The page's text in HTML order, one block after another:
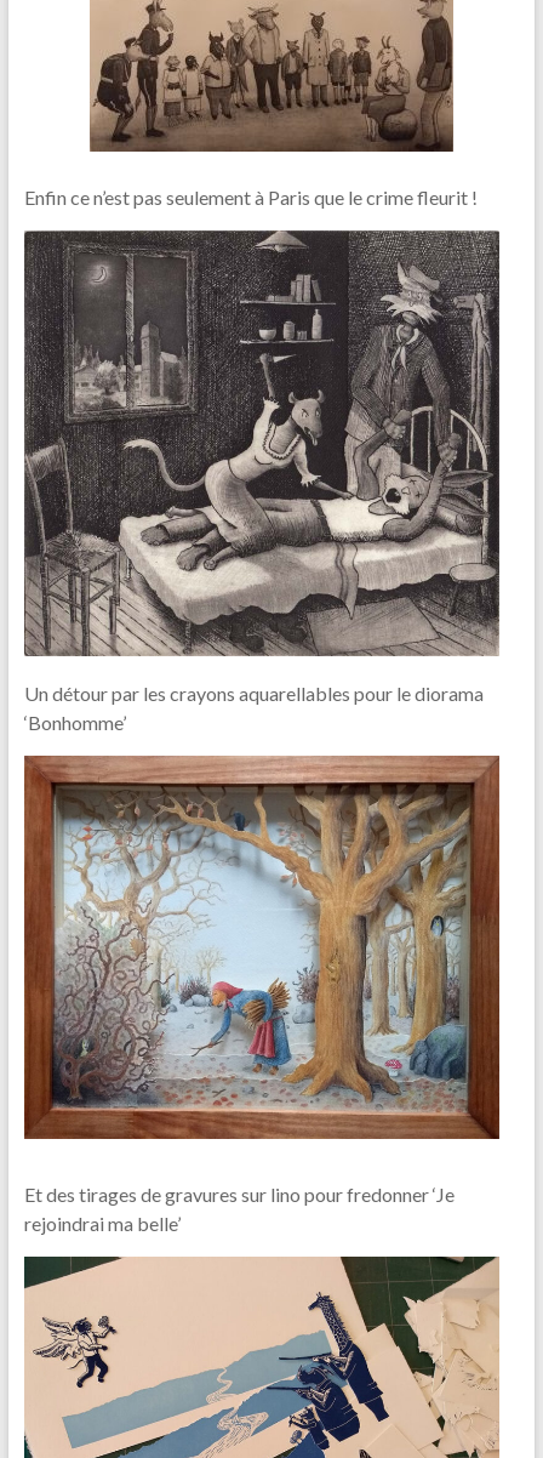
Enfin ce n’est pas seulement à Paris que le crime fleurit !
Un détour par les crayons aquarellables pour le diorama
‘Bonhomme’
Et des tirages de gravures sur lino pour fredonner ‘Je
rejoindrai ma belle’